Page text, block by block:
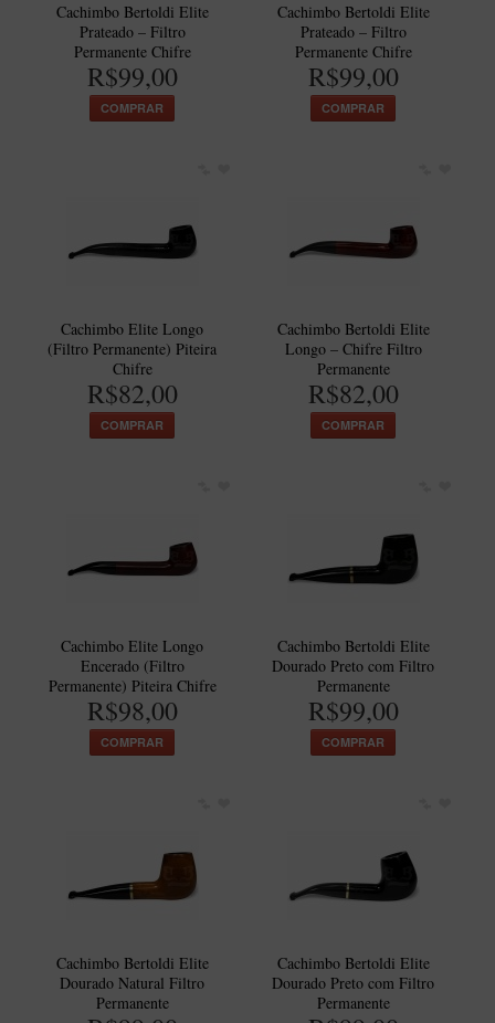
Cachimbo Bertoldi Elite
Prateado – Filtro
Permanente Chifre
R$99,00
COMPRAR
Cachimbo Bertoldi Elite
Prateado – Filtro
Permanente Chifre
R$99,00
COMPRAR
Cachimbo Elite Longo
(Filtro Permanente) Piteira
Chifre
R$82,00
COMPRAR
Cachimbo Bertoldi Elite
Longo – Chifre Filtro
Permanente
R$82,00
COMPRAR
Cachimbo Elite Longo
Encerado (Filtro
Permanente) Piteira Chifre
R$98,00
COMPRAR
Cachimbo Bertoldi Elite
Dourado Preto com Filtro
Permanente
R$99,00
COMPRAR
Cachimbo Bertoldi Elite
Dourado Natural Filtro
Permanente
Cachimbo Bertoldi Elite
Dourado Preto com Filtro
Permanente